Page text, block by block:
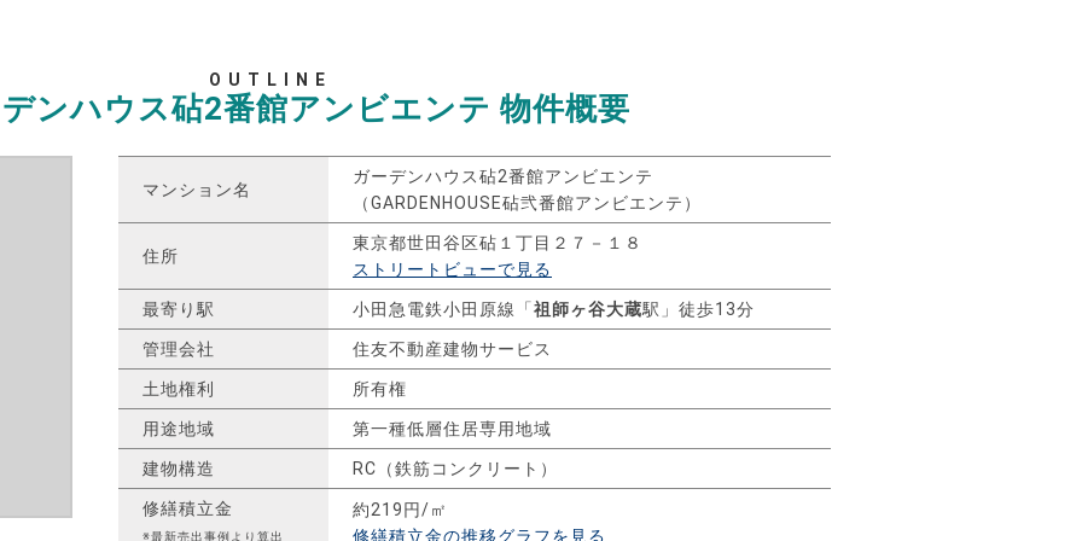
OUTLINE
ンハウス砧2番館アンビエンテ 物件概要
マンション名
ガーデンハウス砧2番館アンビエンテ
（GARDENHOUSE砧弐番館アンビエンテ）
住所
東京都世田谷区砧１丁目２７－１８
ストリートビューで見る
最寄り駅 小田急電鉄小田原線「 祖師ヶ谷大蔵駅」徒歩13分
管理会社 住友不動産建物サービス
土地権利 所有権
用途地域 第一種低層住居専用地域
建物構造 RC（鉄筋コンクリート）
修繕積立金
※最新売出事例より算出
約219円/㎡
修繕積立金の推移グラフを見る